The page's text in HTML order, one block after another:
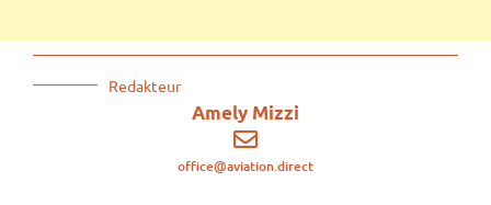
Redakteur
Amely Mizzi
office@aviation.direct